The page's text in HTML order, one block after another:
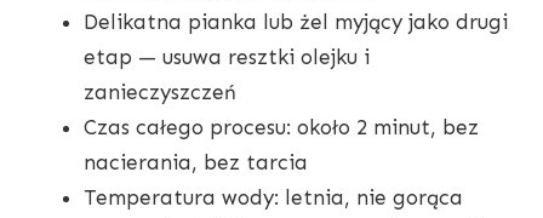
Delikatna pianka lub żel myjący jako drugi
etap — usuwa resztki olejku i
zanieczyszczeń
Czas całego procesu: około 2 minut, bez
nacierania, bez tarcia
Temperatura wody: letnia, nie gorąca